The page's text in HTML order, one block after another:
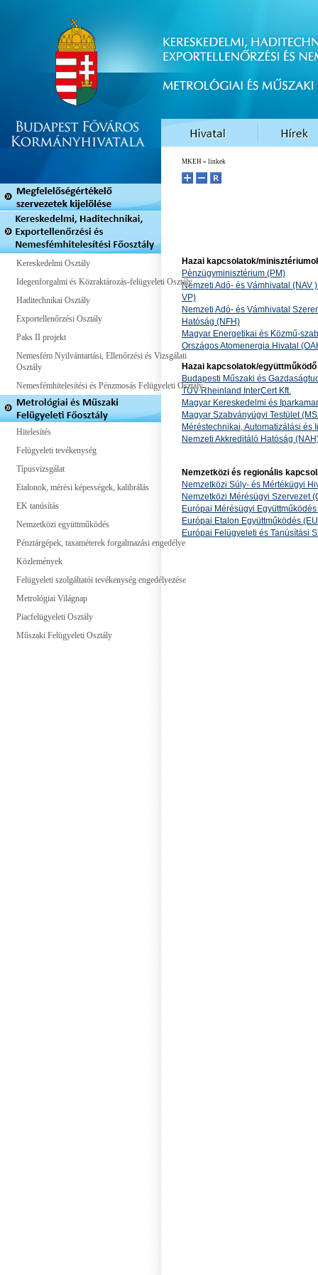
Kereskedelmi Osztály
Idegenforgalmi és Közraktározás-felügyeleti Osztály
Haditechnikai Osztály
Exportellenőrzési Osztály
Paks II projekt
Nemesfém Nyilvántartási, Ellenőrzési és Vizsgálati
Osztály
Nemesfémhitelesítési és Pénzmosás Felügyeleti Osztály
Hitelesítés
Felügyeleti tevékenység
Típusvizsgálat
Etalonok, mérési képességek, kalibrálás
EK tanúsítás
Nemzetközi együttműködés
Pénztárgépek, taxaméterek forgalmazási engedélye
Közlemények
Felügyeleti szolgáltatói tevékenység engedélyezése
Metrológiai Világnap
Piacfelügyeleti Osztály
Műszaki Felügyeleti Osztály
MKEH » linkek
Hazai kapcsolatok/
Pénzügyminisztérium (PM)
Nemzeti Adó- és Vámhivatal (NAV
VP)
Nemzeti Adó- és Vámhivatal
Hatóság (NFH)
Magyar Energetikai és Közmű-
Országos Atomenergia Hivatal
Hazai kapcsolatok/
Budapesti Műszaki és
TÜV Rheinland InterCert Kft.
Magyar Kereskedelmi és
Magyar Szabványügyi Testület
Méréstechnikai, Automatizálási és
Nemzeti Akkreditáló Hatóság
Nemzetközi és regionális
Nemzetközi Súly- és Mértékügyi
Nemzetközi Mérésügyi Szervezet
Európai Mérésügyi
Európai Etalon Együttműködés
Európai Felügyeleti és Tanúsítási